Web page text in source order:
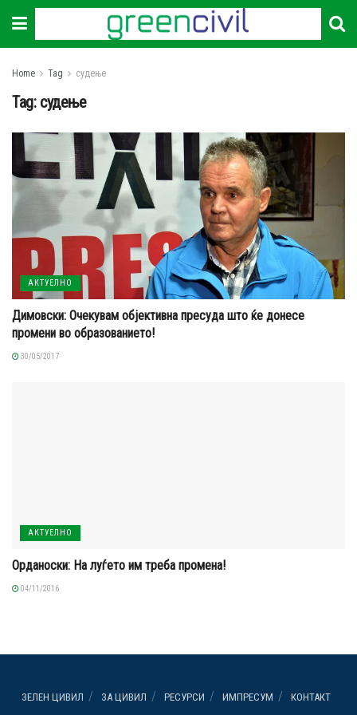
Home Tag судење
Tag: судење
АКТУЕЛНО
Димовски: Очекувам објективна пресуда што ќе донесе
промени во образованието!
30/05/2017
АКТУЕЛНО
Орданоски: На луѓето им треба промена!
04/11/2016
ЗЕЛЕН ЦИВИЛ ЗА ЦИВИЛ РЕСУРСИ ИМПРЕСУМ КОНТАКТ